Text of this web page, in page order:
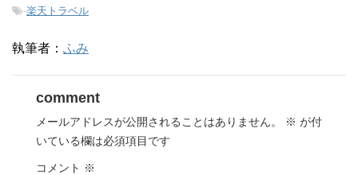
-楽天トラベル
執筆者： ふみ
comment
メールアドレスが公開されることはありません。 ※ が付
いている欄は必須項目です
コメント ※